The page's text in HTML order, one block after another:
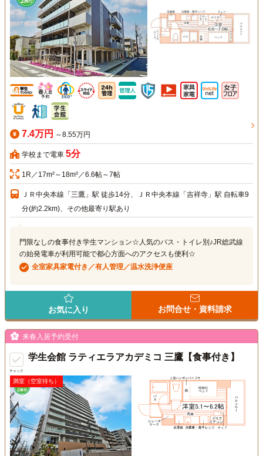
7.4万円 ～8.55万円
学校まで電車 5分
1R／17m²～18m²／6.6帖～7帖
ＪＲ中央本線「三鷹」駅 徒歩14分、ＪＲ中央本線「吉祥寺」駅 自転車9
分(約2.2km)、その他最寄り駅あり
門限なしの食事付き学生マンション☆人気のバス・トイレ別♪JR総武線
の始発電車が利用可能で都心方面へのアクセスも便利☆
全室家具家電付き／有人管理／温水洗浄便座
お気に入り お問合せ・資料請求
チェック
来春入居予約受付
学生会館 ラティエラアカデミコ 三鷹【食事付き】
満室（空室待ち）